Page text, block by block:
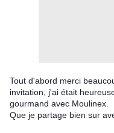
Tout d'abord merci
invitation, j'ai était
gourmand avec Moulinex.
Que je partage bien sur